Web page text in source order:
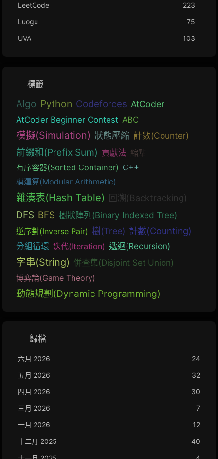
LeetCode
223
Luogu
75
UVA
103
標籤
Algo Python Codeforces AtCoder
AtCoder Beginner Contest ABC
模擬(Simulation) 狀態壓縮 計數(Counter)
前綴和(Prefix Sum) 貢獻法 縮點
有序容器(Sorted Container) C++
模運算(Modular Arithmetic)
雜湊表(Hash Table) 回溯(Backtracking)
DFS BFS 樹狀陣列(Binary Indexed Tree)
逆序對(Inverse Pair) 樹(Tree) 計數(Counting)
分組循環 迭代(Iteration) 遞迴(Recursion)
字串(String) 併查集(Disjoint Set Union)
博弈論(Game Theory)
動態規劃(Dynamic Programming)
歸檔
六月 2026
24
五月 2026
32
四月 2026
30
三月 2026
7
一月 2026
12
十二月 2025
40